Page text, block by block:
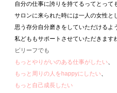
自分の仕事に誇りを持てるってとって
サロンに来られた時には一人の女性と
思う存分自分磨きをしていただけるよ
私どももサポートさせていただきます
ビリーフでも
もっとやりがいのある仕事がしたい、
もっと周りの人をhappyにしたい、
もっと自己成長したい